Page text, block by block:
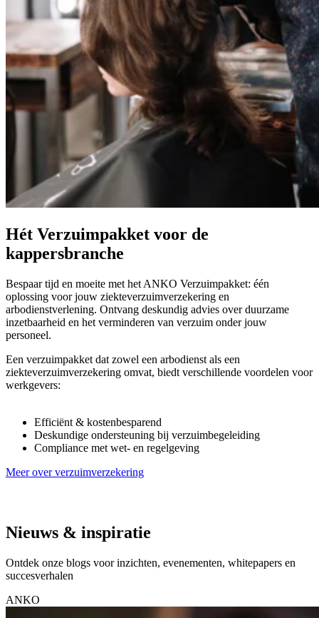
Hét Verzuimpakket voor de
kappersbranche
Bespaar tijd en moeite met het ANKO Verzuimpakket: één
oplossing voor jouw ziekteverzuimverzekering en
arbodienstverlening. Ontvang deskundig advies over duurzame
inzetbaarheid en het verminderen van verzuim onder jouw
personeel.
Een verzuimpakket dat zowel een arbodienst als een
ziekteverzuimverzekering omvat, biedt verschillende voordelen voor
werkgevers:
Efficiënt & kostenbesparend
Deskundige ondersteuning bij verzuimbegeleiding
Compliance met wet- en regelgeving
Meer over verzuimverzekering
Nieuws & inspiratie
Ontdek onze blogs voor inzichten, evenementen, whitepapers en
succesverhalen
ANKO